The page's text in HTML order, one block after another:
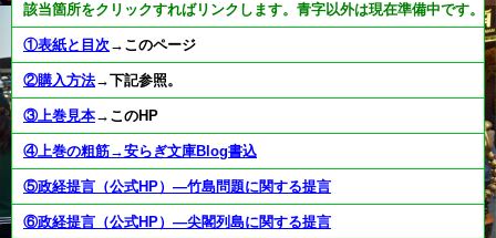
該当箇所をクリックすればリンクします。青字以外は現在準備中です。
①表紙と目次→このページ
②購入方法→下記参照。
③上巻見本→このHP
④上巻の粗筋→安らぎ文庫Blog書込
⑤政経提言（公式HP）―竹島問題に関する提言
⑥政経提言（公式HP）―尖閣列島に関する提言